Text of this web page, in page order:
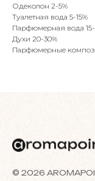
Одеколон 2-5%
Туалетная вода 5-15%
Парфюмерная вода
Духи 20-30%
Парфюмерные
© 2026